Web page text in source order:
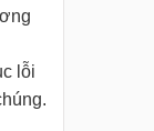
lỗi